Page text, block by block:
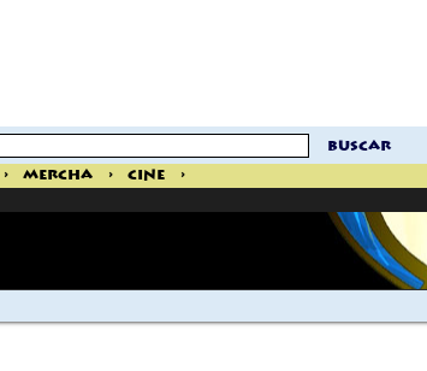
buscar
> Mercha > Cine
>